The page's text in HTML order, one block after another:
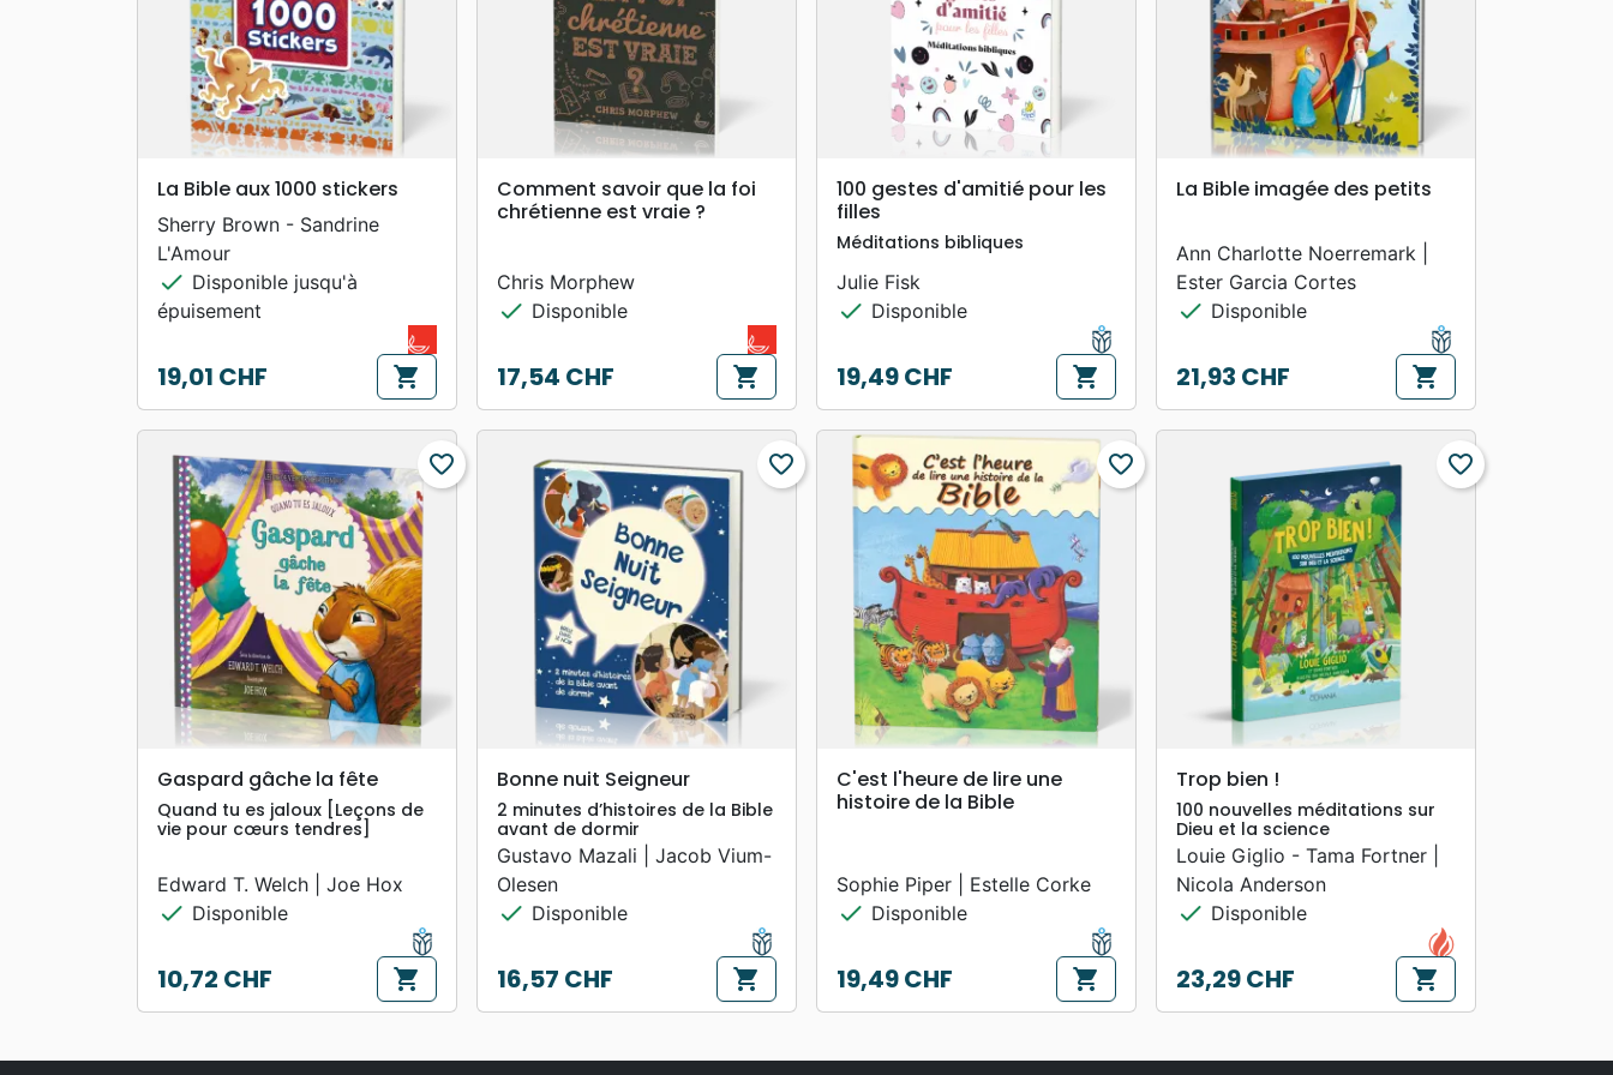
search APERÇU RAPIDE
La Bible aux 1000 stickers
Sherry Brown - Sandrine
L'Amour
check Disponible jusqu'à
épuisement
Prix
19,01 CHF shopping_cart
APERÇU RAPIDE
Comment savoir que la foi
chrétienne est vraie ?
Chris Morphew
check Disponible
Prix
17,54 CHF shopping_cart
searchAPERÇU RAPIDE
100 gestes d'amitié pour les
filles
Méditations bibliques
Julie Fisk
check Disponible
Prix
19,49 CHF shopping_cart
search APERÇU RAPIDE
La Bible imagée des petits
Ann Charlotte Noerremark |
Ester Garcia Cortes
check Disponible
Prix
21,93 CHF shopping_cart
APERÇU RAPIDE
favorite_border
Gaspard gâche la fête
Quand tu es jaloux [Leçons de
vie pour cœurs tendres]
Edward T. Welch | Joe Hox
check Disponible
Prix
10,72 CHF shopping_cart
APERÇU RAPIDE
favorite_border
Bonne nuit Seigneur
2 minutes d’histoires de la Bible
avant de dormir
Gustavo Mazali | Jacob Vium-
Olesen
check Disponible
Prix
16,57 CHF shopping_cart
search APERÇU RAPIDE
favorite_border
C'est l'heure de lire une
histoire de la Bible
Sophie Piper | Estelle Corke
check Disponible
Prix
19,49 CHF shopping_cart
search APERÇU RAPIDE
favorite_border
Trop bien !
100 nouvelles méditations sur
Dieu et la science
Louie Giglio - Tama Fortner |
Nicola Anderson
check Disponible
Prix
23,29 CHF shopping_cart